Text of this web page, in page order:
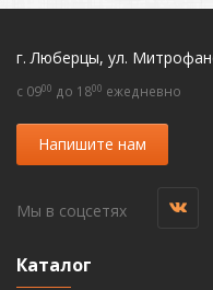
г. Люберцы, ул.
c 0900 до 1800 ежедневно
Напишите нам
Мы в соцсетях
Каталог